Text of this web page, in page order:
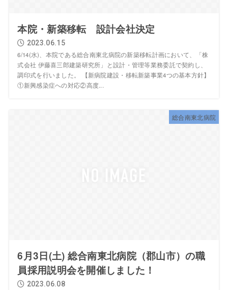
本院・新築移転 設計会社決定
2023.06.15
6/14(水)、本院である総合南東北病院の新築移転計画において、「株
式会社 伊藤喜三郎建築研究所」と設計・管理等業務委託で契約し、
調印式を行いました。 【新病院建設・移転新築事業4つの基本方針】
①新興感染症への対応②高度...
総合南東北病院
6月3日(土) 総合南東北病院（郡山市）の職
員採用説明会を開催しました！
2023.06.08